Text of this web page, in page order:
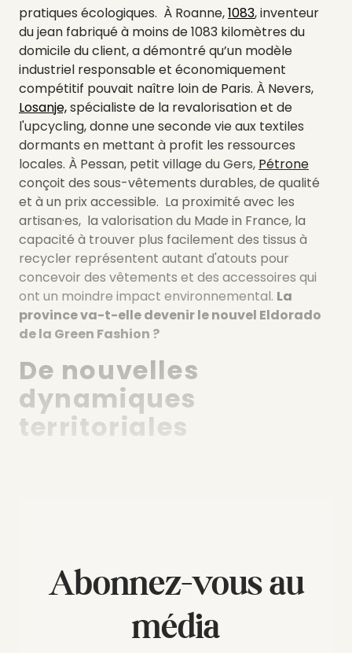
pratiques écologiques. À Roanne,1083, inventeur
du jean fabriqué à moins de 1083 kilomètres du
domicile du client, a démontré qu’un modèle
industriel responsable et économiquement
compétitif pouvait naître loin de Paris. À Nevers,
Losanje,spécialiste de la revalorisation et de
l'upcycling, donne une seconde vie aux textiles
dormants en mettant à profit les ressources
locales. À Pessan, petit village du Gers, Pétrone
conçoit des sous-vêtements durables, de qualité
et à un prix accessible. La proximité avec les
artisan·es, la valorisation du Made in France, la
capacité à trouver plus facilement des tissus à
recycler représentent autant d'atouts pour
concevoir des vêtements et des accessoires qui
ont un moindre impact environnemental. La
province va-t-elle devenir le nouvel Eldorado
de la Green Fashion ?
De nouvelles
dynamiques
territoriales
Abonnez-vous au
média